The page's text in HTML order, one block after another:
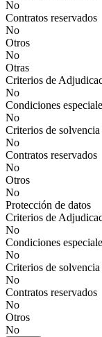
No
Contratos reservados
No
Otros
No
Otras
Criterios de
No
Condiciones
No
Criterios de solvencia
No
Contratos reservados
No
Otros
No
Protección de datos
Criterios de
No
Condiciones
No
Criterios de solvencia
No
Contratos reservados
No
Otros
No